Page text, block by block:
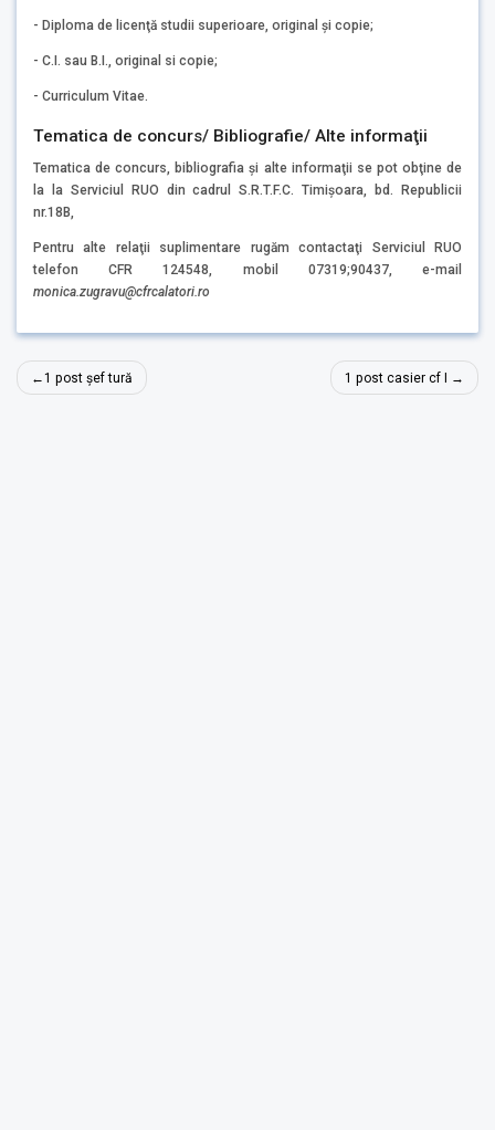
- Diploma de licenţă studii superioare, original şi copie;
- C.I. sau B.I., original si copie;
- Curriculum Vitae.
Tematica de concurs/ Bibliografie/ Alte informaţii
Tematica de concurs, bibliografia şi alte informaţii se pot obţine de
la la Serviciul RUO din cadrul S.R.T.F.C. Timişoara, bd. Republicii
nr.18B,
Pentru alte relaţii suplimentare rugăm contactaţi Serviciul RUO
telefon CFR 124548, mobil 07319;90437, e-mail
monica.zugravu@cfrcalatori.ro
Navigare
în
1 post șef tură 1 post casier cf I